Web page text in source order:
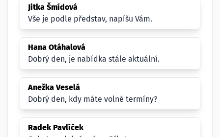
Jitka Šmídová
Vše je podle představ, napíšu Vám.
Hana Otáhalová
Dobrý den, je nabídka stále aktuální.
Anežka Veselá
Dobrý den, kdy máte volné termíny?
Radek Pavlíček